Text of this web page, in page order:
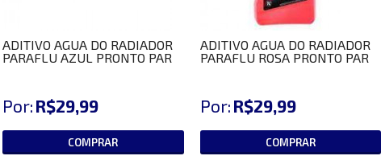
ADITIVO AGUA DO RADIADOR
PARAFLU AZUL PRONTO PAR
Por: R$29,99
COMPRAR
ADITIVO AGUA DO RADIADOR
PARAFLU ROSA PRONTO PAR
Por: R$29,99
COMPRAR